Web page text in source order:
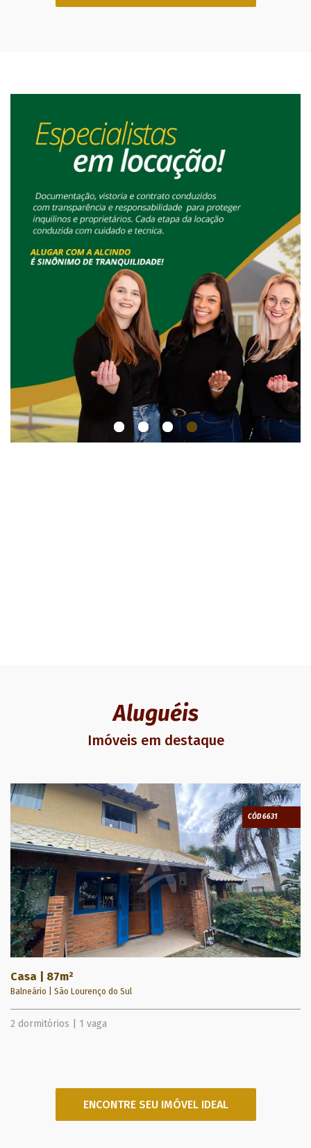
1 2 3 4
Aluguéis
Imóveis em destaque
CÓD 6631
Casa | 87m²
Balneário | São Lourenço do Sul
2 dormitórios | 1 vaga
ENCONTRE SEU IMÓVEL IDEAL